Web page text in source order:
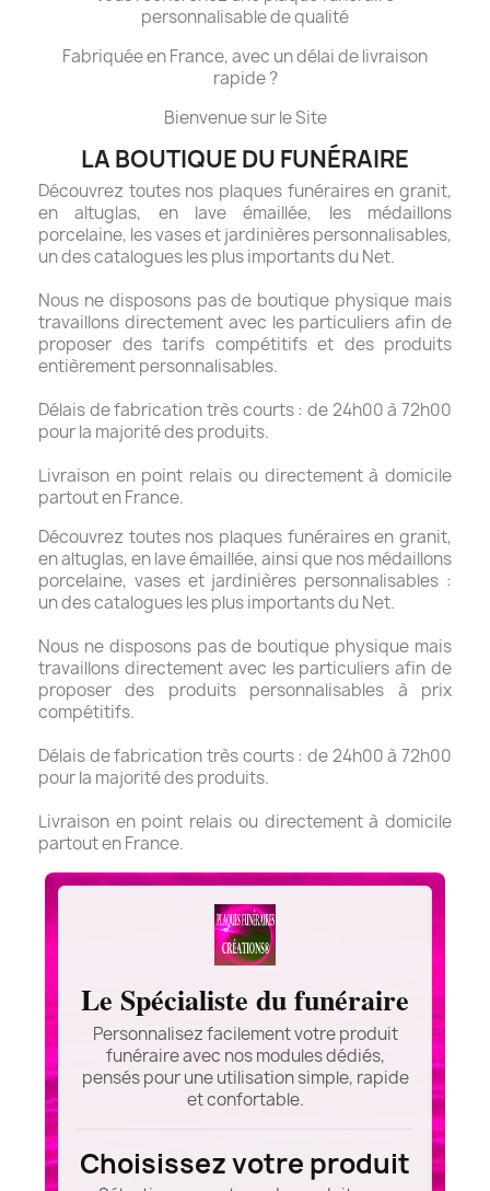
personnalisable de qualité
Fabriquée en France, avec un délai de livraison
rapide ?
Bienvenue sur le Site
LA BOUTIQUE DU FUNÉRAIRE
Découvrez toutes nos plaques funéraires en granit,
en altuglas, en lave émaillée, les médaillons
porcelaine, les vases et jardinières personnalisables,
un des catalogues les plus importants du Net.
Nous ne disposons pas de boutique physique mais
travaillons directement avec les particuliers afin de
proposer des tarifs compétitifs et des produits
entièrement personnalisables.
Délais de fabrication très courts : de 24h00 à 72h00
pour la majorité des produits.
Livraison en point relais ou directement à domicile
partout en France.
Découvrez toutes nos plaques funéraires en granit,
en altuglas, en lave émaillée, ainsi que nos médaillons
porcelaine, vases et jardinières personnalisables :
un des catalogues les plus importants du Net.
Nous ne disposons pas de boutique physique mais
travaillons directement avec les particuliers afin de
proposer des produits personnalisables à prix
compétitifs.
Délais de fabrication très courts : de 24h00 à 72h00
pour la majorité des produits.
Livraison en point relais ou directement à domicile
partout en France.
Le Spécialiste du funéraire
Personnalisez facilement votre produit
funéraire avec nos modules dédiés,
pensés pour une utilisation simple, rapide
et confortable.
Choisissez votre produit